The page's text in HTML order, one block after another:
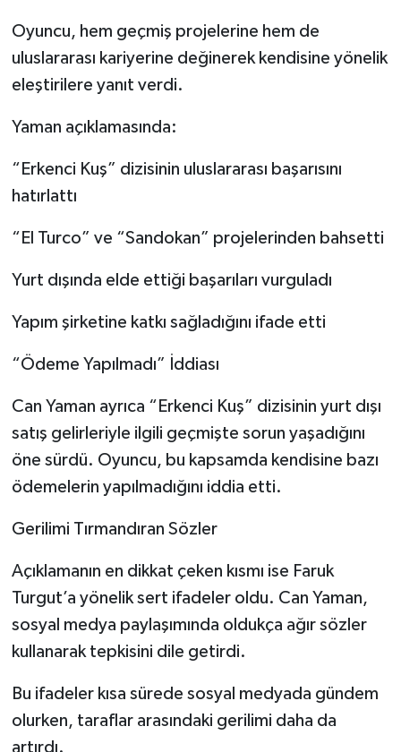
Oyuncu, hem geçmiş projelerine hem de
uluslararası kariyerine değinerek kendisine yönelik
eleştirilere yanıt verdi.
Yaman açıklamasında:
“Erkenci Kuş” dizisinin uluslararası başarısını
hatırlattı
“El Turco” ve “Sandokan” projelerinden bahsetti
Yurt dışında elde ettiği başarıları vurguladı
Yapım şirketine katkı sağladığını ifade etti
“Ödeme Yapılmadı” İddiası
Can Yaman ayrıca “Erkenci Kuş” dizisinin yurt dışı
satış gelirleriyle ilgili geçmişte sorun yaşadığını
öne sürdü. Oyuncu, bu kapsamda kendisine bazı
ödemelerin yapılmadığını iddia etti.
Gerilimi Tırmandıran Sözler
Açıklamanın en dikkat çeken kısmı ise Faruk
Turgut’a yönelik sert ifadeler oldu. Can Yaman,
sosyal medya paylaşımında oldukça ağır sözler
kullanarak tepkisini dile getirdi.
Bu ifadeler kısa sürede sosyal medyada gündem
olurken, taraflar arasındaki gerilimi daha da
artırdı.